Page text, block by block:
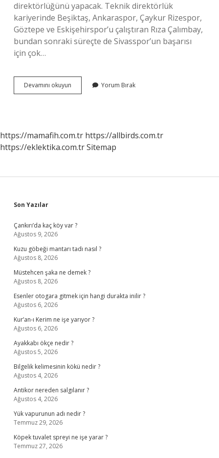
direktörlüğünü yapacak. Teknik direktörlük
kariyerinde Beşiktaş, Ankaraspor, Çaykur Rizespor,
Göztepe ve Eskişehirspor’u çalıştıran Rıza Çalımbay,
bundan sonraki süreçte de Sivasspor’un başarısı
için çok…
Devamını okuyun
Nereli
Yorum Bırak
https://mamafih.com.tr https://allbirds.com.tr
https://eklektika.com.trSitemap
Sidebar
Son Yazılar
Çankırı’da kaç köy var ?
Ağustos 9, 2026
Kuzu göbeği mantarı tadı nasıl ?
Ağustos 8, 2026
Müstehcen şaka ne demek ?
Ağustos 8, 2026
Esenler otogara gitmek için hangi durakta inilir ?
Ağustos 6, 2026
Kur’an-ı Kerim ne işe yarıyor ?
Ağustos 6, 2026
Ayakkabı ökçe nedir ?
Ağustos 5, 2026
Bilgelik kelimesinin kökü nedir ?
Ağustos 4, 2026
Antikor nereden salgılanır ?
Ağustos 4, 2026
Yük vapurunun adı nedir ?
Temmuz 29, 2026
Köpek tuvalet spreyi ne işe yarar ?
Temmuz 27, 2026